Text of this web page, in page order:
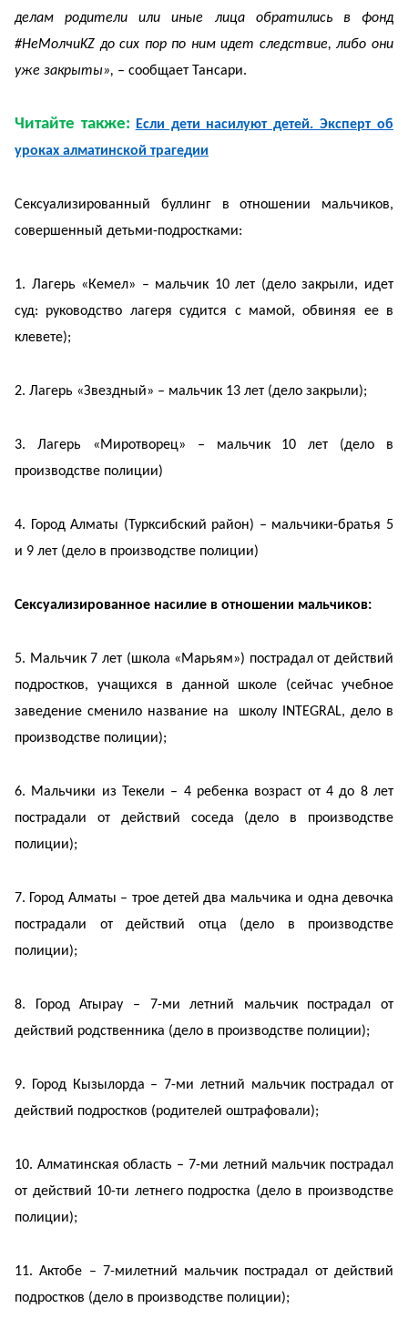
делам родители или иные лица обратились в фонд
#НеМолчиKZ до сих пор по ним идет следствие, либо они
уже закрыты», – сообщает Тансари.
Читайте также:
Если дети насилуют детей. Эксперт об
уроках алматинской трагедии
Сексуализированный буллинг в отношении мальчиков,
совершенный детьми-подростками:
1. Лагерь «Кемел» – мальчик 10 лет (дело закрыли, идет
суд: руководство лагеря судится с мамой, обвиняя ее в
клевете);
2. Лагерь «Звездный» – мальчик 13 лет (дело закрыли);
3. Лагерь «Миротворец» – мальчик 10 лет (дело в
производстве полиции)
4. Город Алматы (Турксибский район) – мальчики-братья 5
и 9 лет (дело в производстве полиции)
Сексуализированное насилие в отношении мальчиков:
5. Мальчик 7 лет (школа «Марьям») пострадал от действий
подростков, учащихся в данной школе (сейчас учебное
заведение сменило название на школу INTEGRAL, дело в
производстве полиции);
6. Мальчики из Текели – 4 ребенка возраст от 4 до 8 лет
пострадали от действий соседа (дело в производстве
полиции);
7. Город Алматы – трое детей два мальчика и одна девочка
пострадали от действий отца (дело в производстве
полиции);
8. Город Атырау – 7-ми летний мальчик пострадал от
действий родственника (дело в производстве полиции);
9. Город Кызылорда – 7-ми летний мальчик пострадал от
действий подростков (родителей оштрафовали);
10. Алматинская область – 7-ми летний мальчик пострадал
от действий 10-ти летнего подростка (дело в производстве
полиции);
11. Актобе – 7-милетний мальчик пострадал от действий
подростков (дело в производстве полиции);